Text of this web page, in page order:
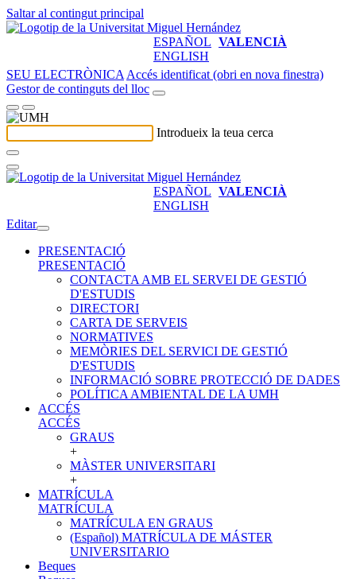
Saltar al contingut principal
ESPAÑOL VALENCIÀ
ENGLISH
SEU ELECTRÒNICA Accés identificat (obri en nova finestra)
Gestor de continguts del lloc
Introdueix la teua cerca
ESPAÑOL VALENCIÀ
ENGLISH
Editar
PRESENTACIÓ
PRESENTACIÓ
CONTACTA AMB EL SERVEI DE GESTIÓ
D'ESTUDIS
DIRECTORI
CARTA DE SERVEIS
NORMATIVES
MEMÒRIES DEL SERVICI DE GESTIÓ
D'ESTUDIS
INFORMACIÓ SOBRE PROTECCIÓ DE DADES
POLÍTICA AMBIENTAL DE LA UMH
ACCÉS
ACCÉS
GRAUS
+
MÀSTER UNIVERSITARI
+
MATRÍCULA
MATRÍCULA
MATRÍCULA EN GRAUS
(Español) MATRÍCULA DE MÁSTER
UNIVERSITARIO
Beques